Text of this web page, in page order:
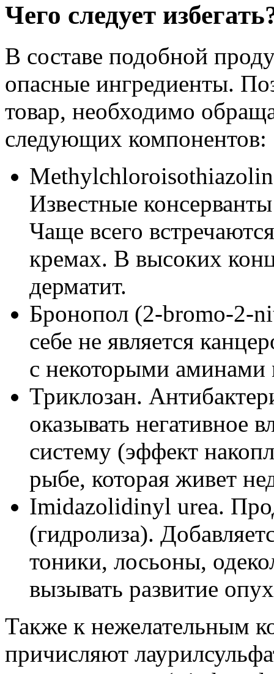
Чего следует
В составе подобной
опасные ингредиенты.
товар, необходимо
следующих компонентов:
Известные
Чаще всего
кремах. В высоких
дерматит.
Бронопол (2-bromo-2-
себе не является
с некоторыми аминами
Триклозан.
оказывать негативное
систему (эффект
рыбе, которая живет
Imidazolidinyl urea.
(гидролиза).
тоники, лосьоны,
вызывать развитие
Также к нежелательным
причисляют